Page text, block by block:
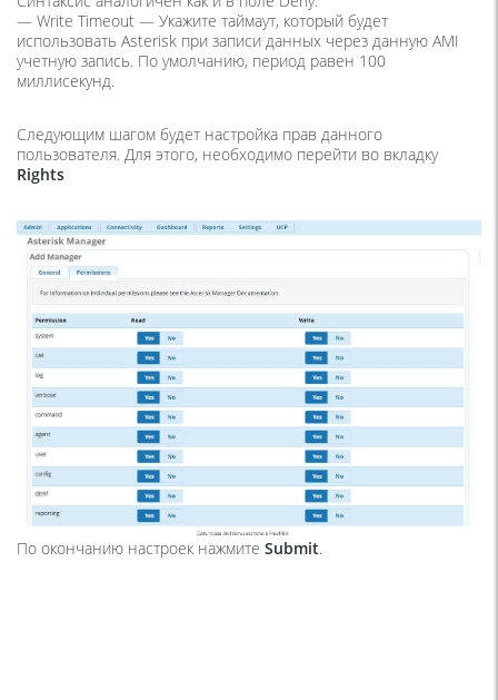
— Write Timeout — Укажите таймаут, который будет
использовать Asterisk при записи данных через данную AMI
учетную запись. По умолчанию, период равен 100
миллисекунд.
Следующим шагом будет настройка прав данного
пользователя. Для этого, необходимо перейти во вкладку
Rights
По окончанию настроек нажмите Submit.